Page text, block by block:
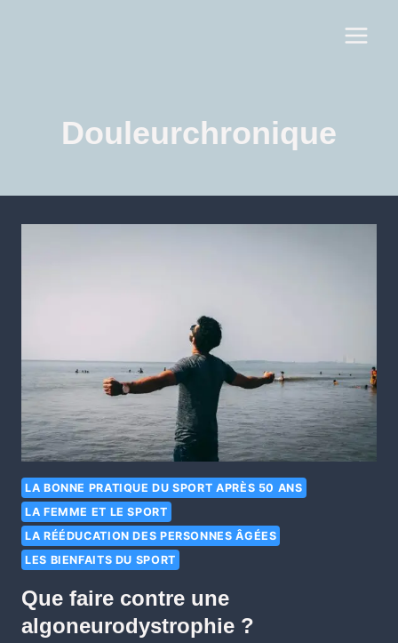
Douleurchronique
LA BONNE PRATIQUE DU SPORT APRÈS 50 ANS
LA FEMME ET LE SPORT
LA RÉÉDUCATION DES PERSONNES ÂGÉES
LES BIENFAITS DU SPORT
Que faire contre une
algoneurodystrophie ?